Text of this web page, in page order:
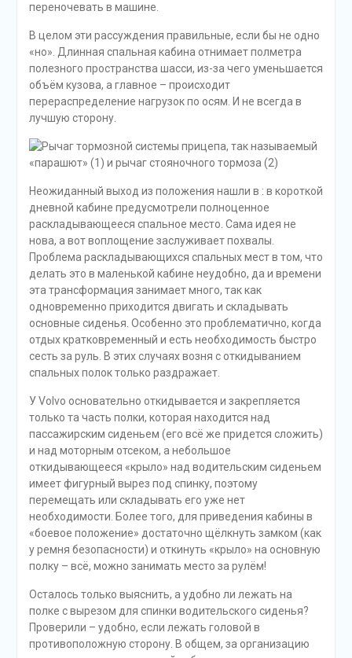
переночевать в машине.
В целом эти рассуждения правильные, если бы не одно
«но». Длинная спальная кабина отнимает полметра
полезного пространства шасси, из-за чего уменьшается
объём кузова, а главное – происходит
перераспределение нагрузок по осям. И не всегда в
лучшую сторону.
Неожиданный выход из положения нашли в : в короткой
дневной кабине предусмотрели полноценное
раскладывающееся спальное место. Сама идея не
нова, а вот воплощение заслуживает похвалы.
Проблема раскладывающихся спальных мест в том, что
делать это в маленькой кабине неудобно, да и времени
эта трансформация занимает много, так как
одновременно приходится двигать и складывать
основные сиденья. Особенно это проблематично, когда
отдых кратковременный и есть необходимость быстро
сесть за руль. В этих случаях возня с откидыванием
спальных полок только раздражает.
У Volvo основательно откидывается и закрепляется
только та часть полки, которая находится над
пассажирским сиденьем (его всё же придется сложить)
и над моторным отсеком, а небольшое
откидывающееся «крыло» над водительским сиденьем
имеет фигурный вырез под спинку, поэтому
перемещать или складывать его уже нет
необходимости. Более того, для приведения кабины в
«боевое положение» достаточно щёлкнуть замком (как
у ремня безопасности) и откинуть «крыло» на основную
полку – всё, можно занимать место за рулём!
Осталось только выяснить, а удобно ли лежать на
полке с вырезом для спинки водительского сиденья?
Проверили – удобно, если лежать головой в
противоположную сторону. В общем, за организацию